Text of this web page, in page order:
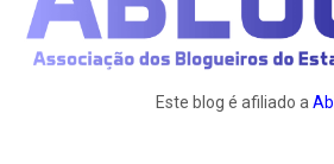
Este blog é afiliado a